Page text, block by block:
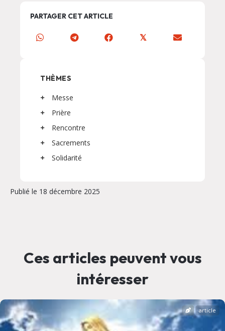
PARTAGER CET ARTICLE
𝕏
THÈMES
Messe
Prière
Rencontre
Sacrements
Solidarité
Publié le 18 décembre 2025
Ces articles peuvent vous
intéresser
article